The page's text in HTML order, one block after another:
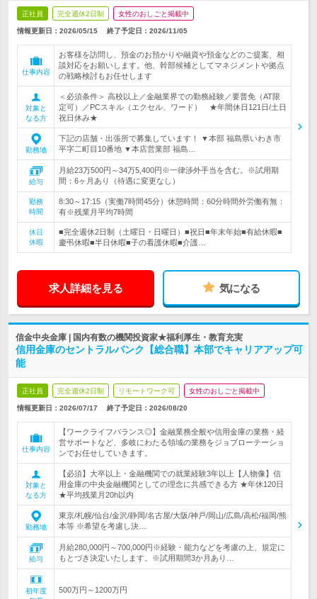
正社員 完全週休2日制 女性のおしごと掲載中
情報更新日：2026/05/15 終了予定日： 2026/11/05
仕事内容
お客様を訪問し、預金のお預かりや融資や預金などのご提案、相
談対応をお願いします。他、幹部候補としてマネジメントや拠点
の戦略検討もお任せします
対象と
なる方
＜必須条件＞ 高校以上／金融業界での勤務経験／要普免（AT限
定可）／PCスキル（エクセル、ワード） ★年間休日121日/土日
祝日休み★
勤務地
下記の店舗・出張所で募集しています！ ▼本部 福島県いわき市
平字二町目10番地 ▼本店営業部 福島…
給与
月給23万500円～34万5,400円※一律渉外手当を含む。※試用期
間：6ヶ月あり（待遇に変更なし）
勤務
時間
8:30～17:15（実働7時間45分）休憩時間：60分時間外労働有無：
有※残業月平均7時間
休日
休暇
■完全週休2日制（土曜日・日曜日）■祝日■年末年始■有給休暇■
慶弔休暇■半日休暇■子の看護休暇■介護…
求人詳細を見る 気になる
信金中央金庫 | 国内有数の機関投資家★福利厚生・教育充実
信用金庫のセントラルバンク【総合職】本部でキャリアアップ可
能
正社員 完全週休2日制 リモートワーク可 女性のおしごと掲載中
情報更新日：2026/07/17 終了予定日： 2026/08/20
仕事内容
【ワークライフバランス◎】金融業務全般や信用金庫の業務・経
営サポートなど、多岐にわたる領域の業務をジョブローテーショ
ンでお任せしていきます。
対象と
なる方
【必須】大卒以上・金融機関での就業経験3年以上【人物像】信
用金庫の中央金融機関としての理念に共感できる方 ★年休120日
★平均残業月20h以内
勤務地
東京/札幌/仙台/金沢/静岡/名古屋/大阪/神戸/岡山/広島/高松/福岡/熊
本等 ※希望を考慮し決…
給与
月給280,000円～700,000円※経験・能力などを考慮の上、規定に
もとづき決定いたします。※試用期間3か月あり…
初年度
500万円～1200万円